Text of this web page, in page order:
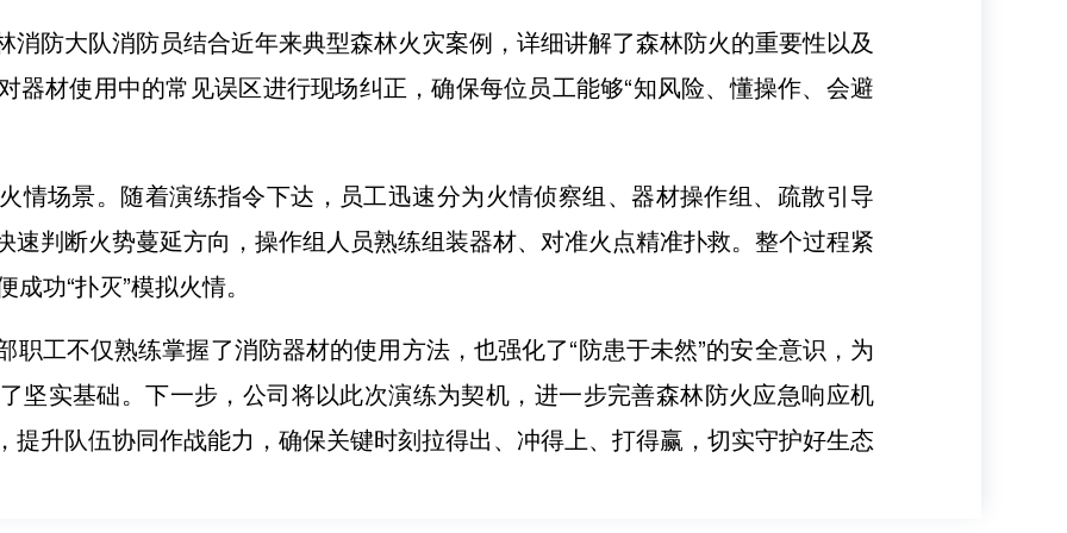
消防大队消防员结合近年来典型森林火灾案例，详细讲解了森林防火的重要性以及
器材使用中的常见误区进行现场纠正，确保每位员工能够“知风险、懂操作、会避
情场景。随着演练指令下达，员工迅速分为火情侦察组、器材操作组、疏散引导
速判断火势蔓延方向，操作组人员熟练组装器材、对准火点精准扑救。整个过程紧
功“扑灭”模拟火情。
职工不仅熟练掌握了消防器材的使用方法，也强化了“防患于未然”的安全意识，为
坚实基础。下一步，公司将以此次演练为契机，进一步完善森林防火应急响应机
提升队伍协同作战能力，确保关键时刻拉得出、冲得上、打得赢，切实守护好生态